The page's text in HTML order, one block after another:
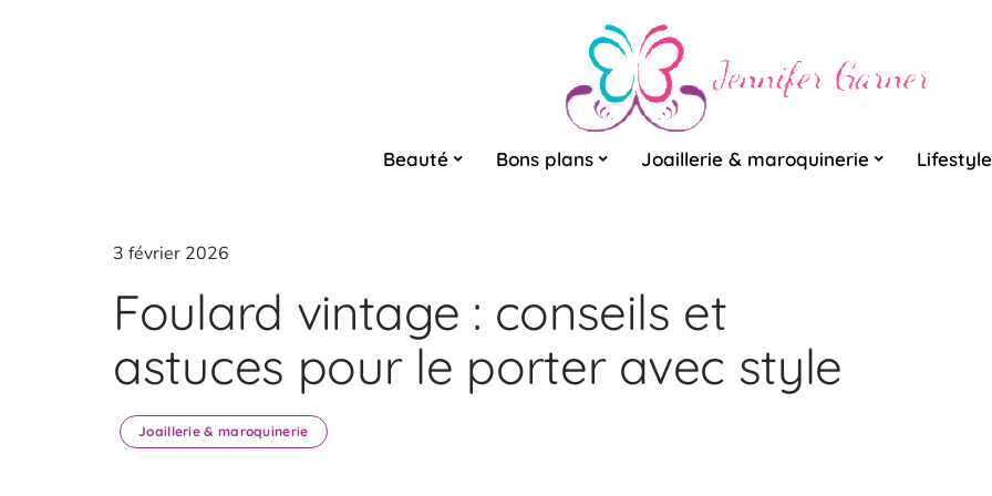
Beauté Bons plans Joaillerie & maroquinerie Lifestyle
3 février 2026
Foulard vintage : conseils et
astuces pour le porter avec style
Joaillerie & maroquinerie